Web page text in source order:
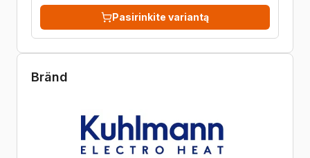
Pasirinkite variantą
Bränd